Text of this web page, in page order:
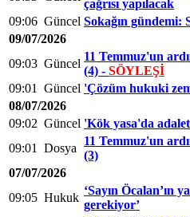
çağrısı yapılacak
09:06 Güncel Sokağın gündemi:
09/07/2026
09:03 Güncel
11 Temmuz'un
(4) - SÖYLEŞİ
09:01
Güncel 'Çözüm hukuki
08/07/2026
09:02 Güncel 'Kök yasa'da
09:01
Dosya
11 Temmuz'un
(3)
07/07/2026
09:05 Hukuk
‘Sayın Öcalan’ın
gerekiyor’